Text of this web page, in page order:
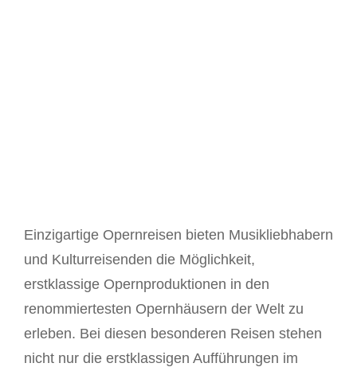
Einzigartige Opernreisen bieten Musikliebhabern
und Kulturreisenden die Möglichkeit,
erstklassige Opernproduktionen in den
renommiertesten Opernhäusern der Welt zu
erleben. Bei diesen besonderen Reisen stehen
nicht nur die erstklassigen Aufführungen im